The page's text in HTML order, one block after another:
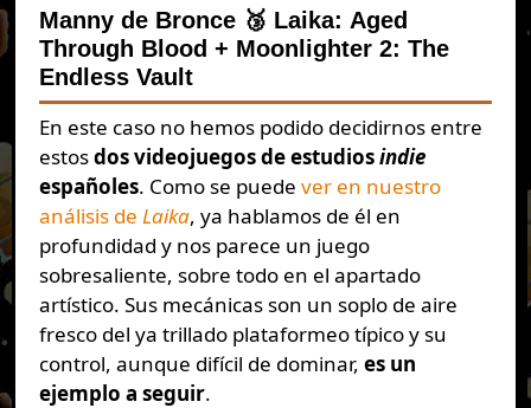
Manny de Bronce 🥉 Laika: Aged
Through Blood + Moonlighter 2: The
Endless Vault
En este caso no hemos podido decidirnos entre
estosdos videojuegos de estudiosindie
españoles. Como se puede ver en nuestro
análisis de Laika, ya hablamos de él en
profundidad y nos parece un juego
sobresaliente, sobre todo en el apartado
artístico. Sus mecánicas son un soplo de aire
fresco del ya trillado plataformeo típico y su
control, aunque difícil de dominar, es un
ejemplo a seguir.